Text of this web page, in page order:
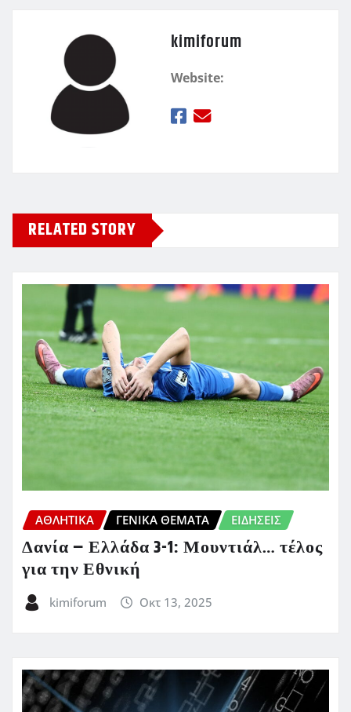
kimiforum
Website:
RELATED STORY
ΑΘΛΗΤΙΚΑ ΓΕΝΙΚΑ ΘΕΜΑΤΑ ΕΙΔΗΣΕΙΣ
Δανία – Ελλάδα 3-1: Μουντιάλ… τέλος
για την Εθνική
kimiforum Οκτ 13, 2025